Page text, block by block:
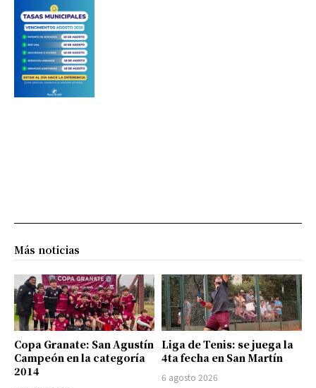
Más noticias
Copa Granate: San Agustín
Campeón en la categoría
2014
Liga de Tenis: se juega la
4ta fecha en San Martín
6 agosto 2026